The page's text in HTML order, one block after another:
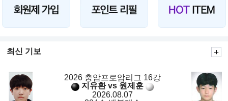
최신 기보
2026 충암프로암리그 16강
지유환 vs 원제훈
2026.08.07